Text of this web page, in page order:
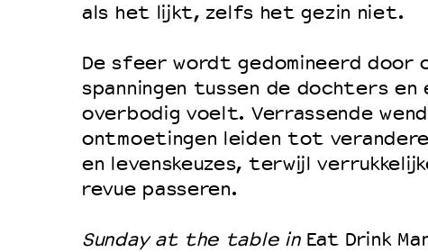
als het lijkt, zelfs het gezin niet.
De sfeer wordt gedomineerd door
spanningen tussen de dochters en
overbodig voelt. Verrassende
ontmoetingen leiden tot
en levenskeuzes, terwijl
revue passeren.
Sunday at the table in Eat Drink